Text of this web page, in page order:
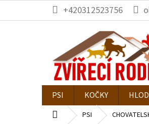
obsah
+420312523756
PSI KOČKY
Domů PSI